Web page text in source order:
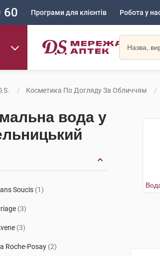
60 Програми для клієнтів Робота у
Косметика По Догляду За Обличчям
вода у
Soucis (1)
(3)
(3)
Roche-Posay (2)